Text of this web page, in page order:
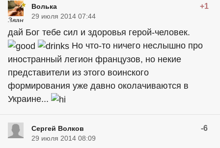
Волька +1
29 июля 2014 07:44
дай Бог тебе сил и здоровья герой-человек.
Но что-то ничего неслышно про
иностранный легион французов, но некие
представители из этого воинского
формирования уже давно околачиваются в
Украине...
Сергей Волков -6
29 июля 2014 08:09